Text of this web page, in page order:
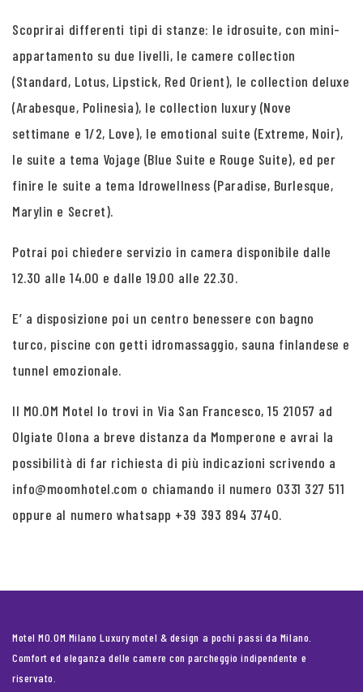
Scoprirai differenti tipi di stanze: le idrosuite, con mini-
appartamento su due livelli, le camere collection
(Standard, Lotus, Lipstick, Red Orient), le collection deluxe
(Arabesque, Polinesia), le collection luxury (Nove
settimane e 1/2, Love), le emotional suite (Extreme, Noir),
le suite a tema Vojage (Blue Suite e Rouge Suite), ed per
finire le suite a tema Idrowellness (Paradise, Burlesque,
Marylin e Secret).
Potrai poi chiedere servizio in camera disponibile dalle
12.30 alle 14.00 e dalle 19.00 alle 22.30.
E’ a disposizione poi un centro benessere con bagno
turco, piscine con getti idromassaggio, sauna finlandese e
tunnel emozionale.
Il MO.OM Motel lo trovi in Via San Francesco, 15 21057 ad
Olgiate Olona a breve distanza da Momperone e avrai la
possibilità di far richiesta di più indicazioni scrivendo a
info@moomhotel.com o chiamando il numero 0331 327 511
oppure al numero whatsapp +39 393 894 3740.
Motel MO.OM Milano Luxury motel & design a pochi passi da Milano.
Comfort ed eleganza delle camere con parcheggio indipendente e
riservato.